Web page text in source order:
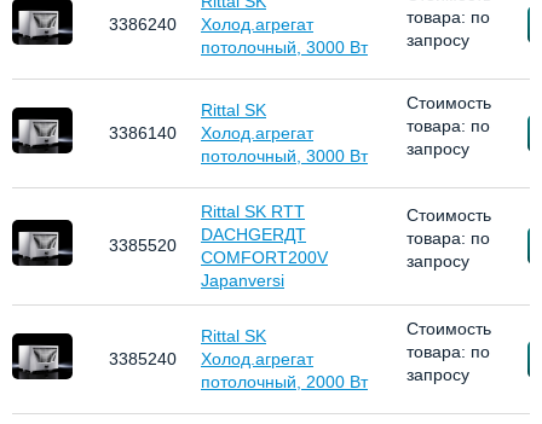
3386240
Холод.агрегат
потолочный, 3000 Вт
товара: по
запросу
3386140
Rittal SK
Холод.агрегат
потолочный, 3000 Вт
Стоимость
товара: по
запросу
3385520
Rittal SK RTT
DACHGERДT
COMFORT200V
Japanversi
Стоимость
товара: по
запросу
3385240
Rittal SK
Холод.агрегат
потолочный, 2000 Вт
Стоимость
товара: по
запросу